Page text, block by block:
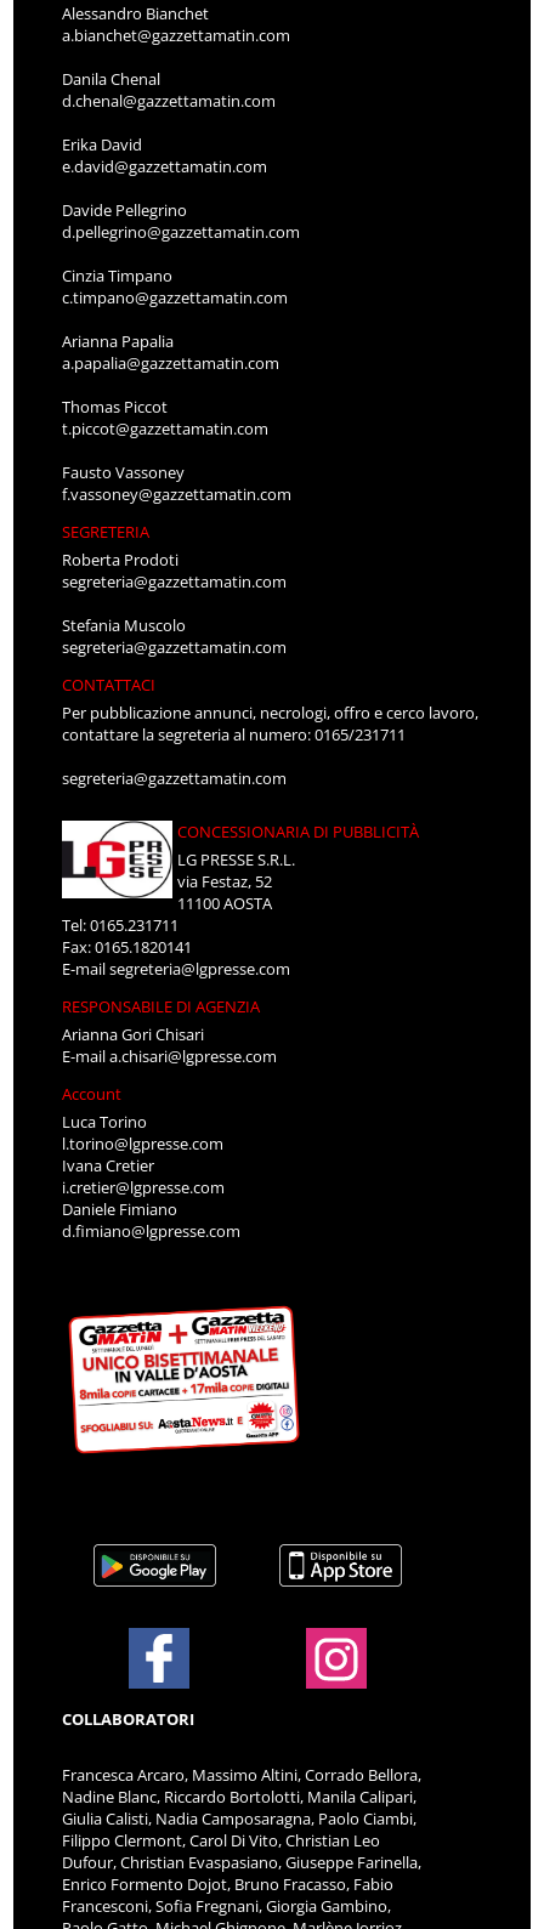
Alessandro Bianchet
a.bianchet@gazzettamatin.com
Danila Chenal
d.chenal@gazzettamatin.com
Erika David
e.david@gazzettamatin.com
Davide Pellegrino
d.pellegrino@gazzettamatin.com
Cinzia Timpano
c.timpano@gazzettamatin.com
Arianna Papalia
a.papalia@gazzettamatin.com
Thomas Piccot
t.piccot@gazzettamatin.com
Fausto Vassoney
f.vassoney@gazzettamatin.com
SEGRETERIA
Roberta Prodoti
segreteria@gazzettamatin.com
Stefania Muscolo
segreteria@gazzettamatin.com
CONTATTACI
Per pubblicazione annunci, necrologi, offro e cerco lavoro,
contattare la segreteria al numero: 0165/231711
segreteria@gazzettamatin.com
CONCESSIONARIA DI PUBBLICITÀ
LG PRESSE S.R.L.
via Festaz, 52
11100 AOSTA
Tel: 0165.231711
Fax: 0165.1820141
E-mailsegreteria@lgpresse.com
RESPONSABILE DI AGENZIA
Arianna Gori Chisari
E-maila.chisari@lgpresse.com
Account
Luca Torino
l.torino@lgpresse.com
Ivana Cretier
i.cretier@lgpresse.com
Daniele Fimiano
d.fimiano@lgpresse.com
COLLABORATORI
Francesca Arcaro, Massimo Altini, Corrado Bellora,
Nadine Blanc, Riccardo Bortolotti, Manila Calipari,
Giulia Calisti, Nadia Camposaragna, Paolo Ciambi,
Filippo Clermont, Carol Di Vito, Christian Leo
Dufour, Christian Evaspasiano, Giuseppe Farinella,
Enrico Formento Dojot, Bruno Fracasso, Fabio
Francesconi, Sofia Fregnani, Giorgia Gambino,